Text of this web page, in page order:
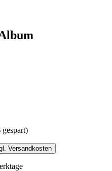
Versandkosten